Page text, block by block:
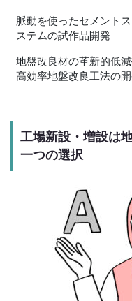
脈動を使ったセメント
ステムの試作品開発
地盤改良材の革新的低
高効率地盤改良工法の
工場新設・増設は
一つの選択